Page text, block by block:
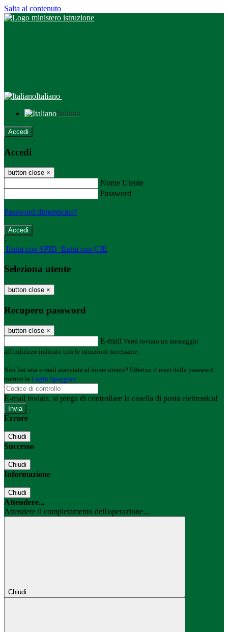
Salta al contenuto
Italiano
Italiano
Accedi
Accedi
button close ×
Nome Utente
Password
Password dimenticata?
-
Entra con SPID Entra con CIE
Seleziona utente
button close ×
Recupero password
button close ×
E-mail Verrà inviato un messaggio
all'indirizzo indicato con le istruzioni necessarie.
Non hai una e-mail associata al nome utente? Effettua il reset della password
tramite la Login Spaggiari
E-mail inviata, si prega di controllare la casella di posta elettronica!
Errore
Chiudi
Successo
Chiudi
Informazione
Chiudi
Attendere...
Attendere il completamento dell'operazione...
Chiudi